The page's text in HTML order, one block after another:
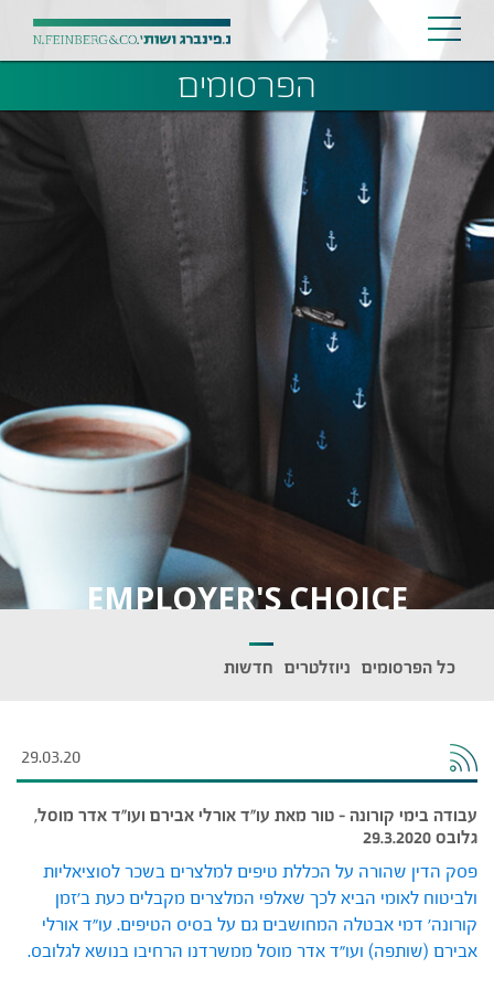
הפרסומים
EMPLOYER'S CHOICE
כל הפרסומים ניוזלטרים חדשות
29.03.20
עבודה בימי קורונה – טור מאת עו"ד אורלי אבירם ועו"ד אדר מוסל,
גלובס 29.3.2020
פסק הדין שהורה על הכללת טיפים למלצרים בשכר לסוציאליות
ולביטוח לאומי הביא לכך שאלפי המלצרים מקבלים כעת ב׳זמן
קורונה׳ דמי אבטלה המחושבים גם על בסיס הטיפים. עו״ד אורלי
אבירם (שותפה) ועו״ד אדר מוסל ממשרדנו הרחיבו בנושא לגלובס.